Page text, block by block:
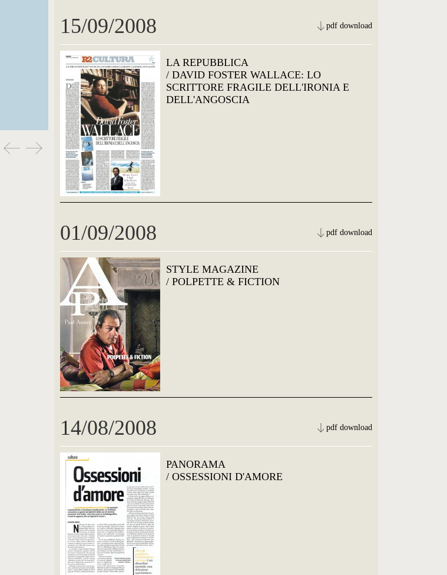
15/09/2008 pdf download
LA REPUBBLICA
/ DAVID FOSTER WALLACE: LO
SCRITTORE FRAGILE DELL'IRONIA E
DELL'ANGOSCIA
01/09/2008 pdf download
STYLE MAGAZINE
/ POLPETTE & FICTION
14/08/2008 pdf download
PANORAMA
/ OSSESSIONI D'AMORE